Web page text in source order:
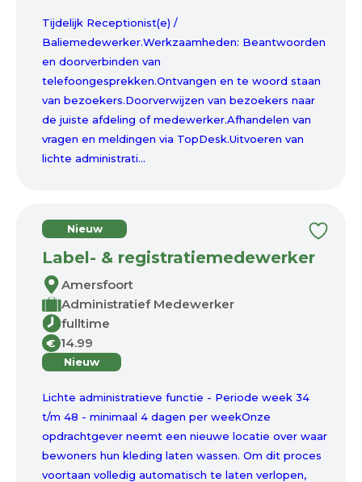
Tijdelijk Receptionist(e) /
Baliemedewerker.Werkzaamheden: Beantwoorden
en doorverbinden van
telefoongesprekken.Ontvangen en te woord staan
van bezoekers.Doorverwijzen van bezoekers naar
de juiste afdeling of medewerker.Afhandelen van
vragen en meldingen via TopDesk.Uitvoeren van
lichte administrati...
Nieuw
Label- & registratiemedewerker
Amersfoort
Administratief Medewerker
fulltime
€ 14.99
Nieuw
Lichte administratieve functie - Periode week 34
t/m 48 - minimaal 4 dagen per weekOnze
opdrachtgever neemt een nieuwe locatie over waar
bewoners hun kleding laten wassen. Om dit proces
voortaan volledig automatisch te laten verlopen,